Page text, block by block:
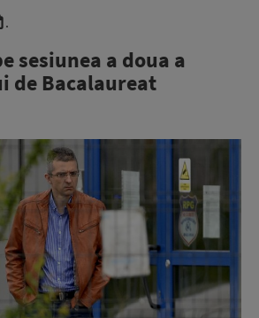
.
sesiunea a doua a
de Bacalaureat